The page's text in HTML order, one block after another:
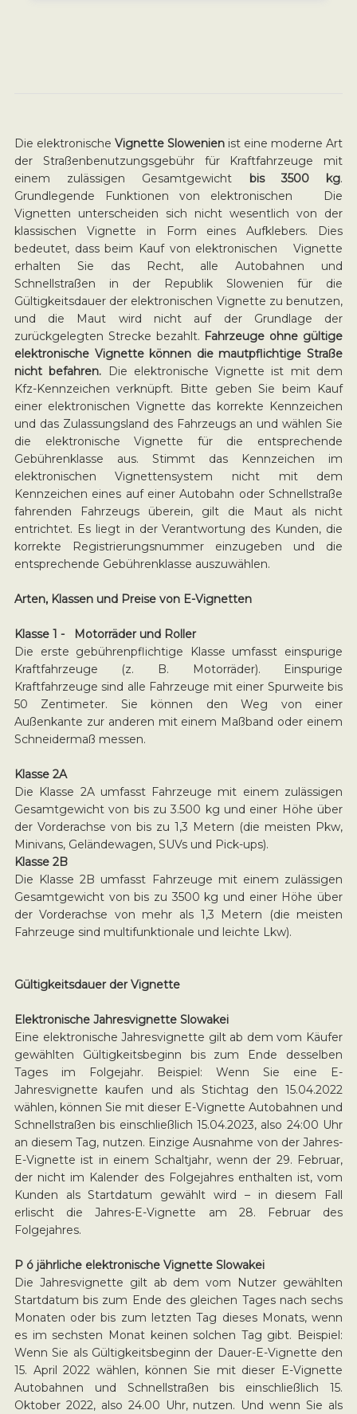
Die elektronische Vignette Slowenien ist eine moderne Art
der Straßenbenutzungsgebühr für Kraftfahrzeuge mit
einem zulässigen Gesamtgewicht bis 3500 kg.
Grundlegende Funktionen von elektronischen Die
Vignetten unterscheiden sich nicht wesentlich von der
klassischen Vignette in Form eines Aufklebers. Dies
bedeutet, dass beim Kauf von elektronischen Vignette
erhalten Sie das Recht, alle Autobahnen und
Schnellstraßen in der Republik Slowenien für die
Gültigkeitsdauer der elektronischen Vignette zu benutzen,
und die Maut wird nicht auf der Grundlage der
zurückgelegten Strecke bezahlt. Fahrzeuge ohne gültige
elektronische Vignette können die mautpflichtige Straße
nicht befahren.
Die elektronische Vignette ist mit dem
Kfz-Kennzeichen verknüpft. Bitte geben Sie beim Kauf
einer elektronischen Vignette das korrekte Kennzeichen
und das Zulassungsland des Fahrzeugs an und wählen Sie
die elektronische Vignette für die entsprechende
Gebührenklasse aus. Stimmt das Kennzeichen im
elektronischen Vignettensystem nicht mit dem
Kennzeichen eines auf einer Autobahn oder Schnellstraße
fahrenden Fahrzeugs überein, gilt die Maut als nicht
entrichtet. Es liegt in der Verantwortung des Kunden, die
korrekte Registrierungsnummer einzugeben und die
entsprechende Gebührenklasse auszuwählen.
Arten, Klassen und Preise von E-Vignetten
Klasse 1 - Motorräder und Roller
Die erste gebührenpflichtige Klasse umfasst einspurige
Kraftfahrzeuge (z. B. Motorräder). Einspurige
Kraftfahrzeuge sind alle Fahrzeuge mit einer Spurweite bis
50 Zentimeter. Sie können den Weg von einer
Außenkante zur anderen mit einem Maßband oder einem
Schneidermaß messen.
Klasse 2A
Die Klasse 2A umfasst Fahrzeuge mit einem zulässigen
Gesamtgewicht von bis zu 3.500 kg und einer Höhe über
der Vorderachse von bis zu 1,3 Metern (die meisten Pkw,
Minivans, Geländewagen, SUVs und Pick-ups).
Klasse 2B
Die Klasse 2B umfasst Fahrzeuge mit einem zulässigen
Gesamtgewicht von bis zu 3500 kg und einer Höhe über
der Vorderachse von mehr als 1,3 Metern (die meisten
Fahrzeuge sind multifunktionale und leichte Lkw).
Gültigkeitsdauer der Vignette
Elektronische Jahresvignette Slowakei
Eine elektronische Jahresvignette gilt ab dem vom Käufer
gewählten Gültigkeitsbeginn bis zum Ende desselben
Tages im Folgejahr. Beispiel: Wenn Sie eine E-
Jahresvignette kaufen und als Stichtag den 15.04.2022
wählen, können Sie mit dieser E-Vignette Autobahnen und
Schnellstraßen bis einschließlich 15.04.2023, also 24:00 Uhr
an diesem Tag, nutzen. Einzige Ausnahme von der Jahres-
E-Vignette ist in einem Schaltjahr, wenn der 29. Februar,
der nicht im Kalender des Folgejahres enthalten ist, vom
Kunden als Startdatum gewählt wird – in diesem Fall
erlischt die Jahres-E-Vignette am 28. Februar des
Folgejahres.
P ó jährliche elektronische Vignette Slowakei
Die Jahresvignette gilt ab dem vom Nutzer gewählten
Startdatum bis zum Ende des gleichen Tages nach sechs
Monaten oder bis zum letzten Tag dieses Monats, wenn
es im sechsten Monat keinen solchen Tag gibt. Beispiel:
Wenn Sie als Gültigkeitsbeginn der Dauer-E-Vignette den
15. April 2022 wählen, können Sie mit dieser E-Vignette
Autobahnen und Schnellstraßen bis einschließlich 15.
Oktober 2022, also 24.00 Uhr, nutzen. Und wenn Sie als